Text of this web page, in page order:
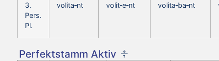
3.
Pers.
Pl.
volita‑nt volit‑e‑nt volita‑ba‑nt
Perfektstamm Aktiv